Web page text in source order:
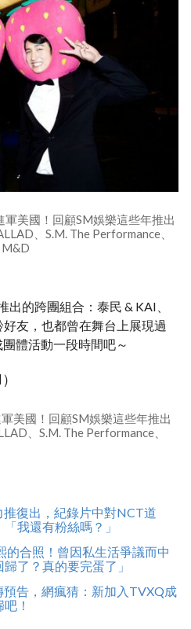
軍美國！回顧SM娛樂這些年推出
、S.M. The Performance、
M&D
的跨團組合：泰民 & KAI、
友，也都曾在舞台上展現過
體活動一段時間吧～
美國！回顧SM娛樂這些年推出
、S.M. The Performance、
推復出，紀錄片中對NCT道
我還有粉絲嗎？」
的合照！曾因私生活爭議而中
了？真的要完蛋了」
告，網瘋猜：新加入TVXQ成
！